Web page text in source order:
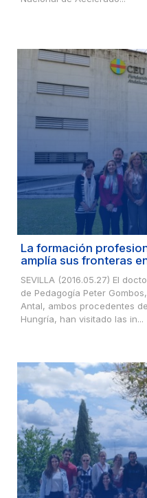
La formación
amplía sus fronteras
SEVILLA (2016.05.27) El
de Pedagogía Peter
Antal, ambos procedentes
Hungría, han visitado las in...